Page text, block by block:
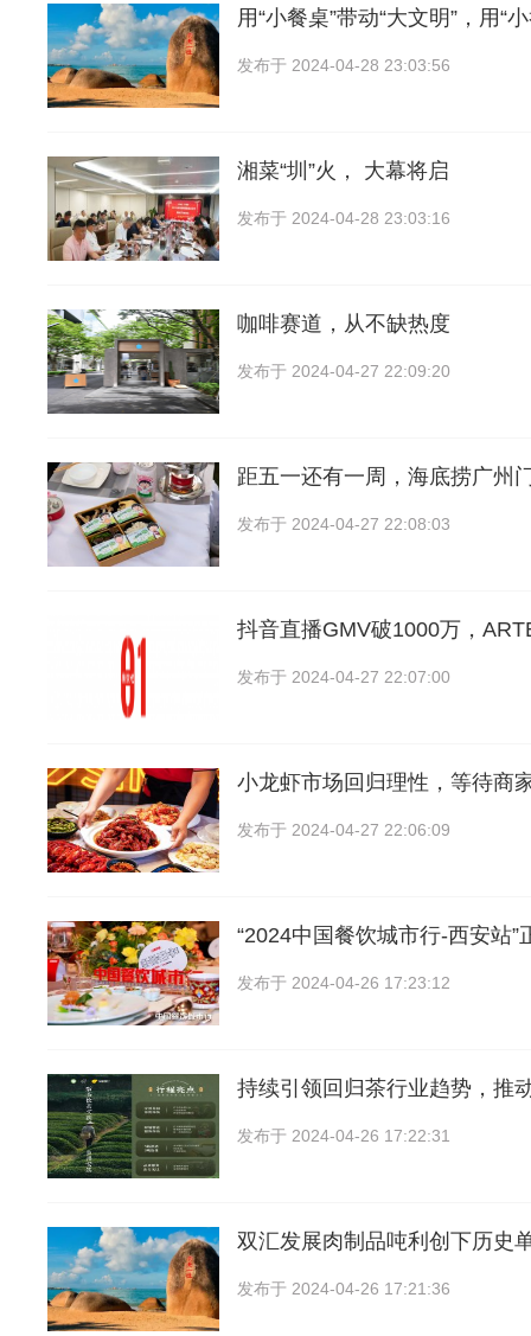
用“小餐桌”带动“大文明”，用“
发布于 2024-04-28 23:03:56
湘菜“圳”火， 大幕将启
发布于 2024-04-28 23:03:16
咖啡赛道，从不缺热度
发布于 2024-04-27 22:09:20
距五一还有一周，海底捞广州
发布于 2024-04-27 22:08:03
抖音直播GMV破1000万，
发布于 2024-04-27 22:07:00
小龙虾市场回归理性，等待商
发布于 2024-04-27 22:06:09
“2024中国餐饮城市行-西安站”
发布于 2024-04-26 17:23:12
持续引领回归茶行业趋势，推
发布于 2024-04-26 17:22:31
双汇发展肉制品吨利创下历史
发布于 2024-04-26 17:21:36